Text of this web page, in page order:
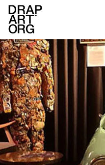
Ir al contenido principal